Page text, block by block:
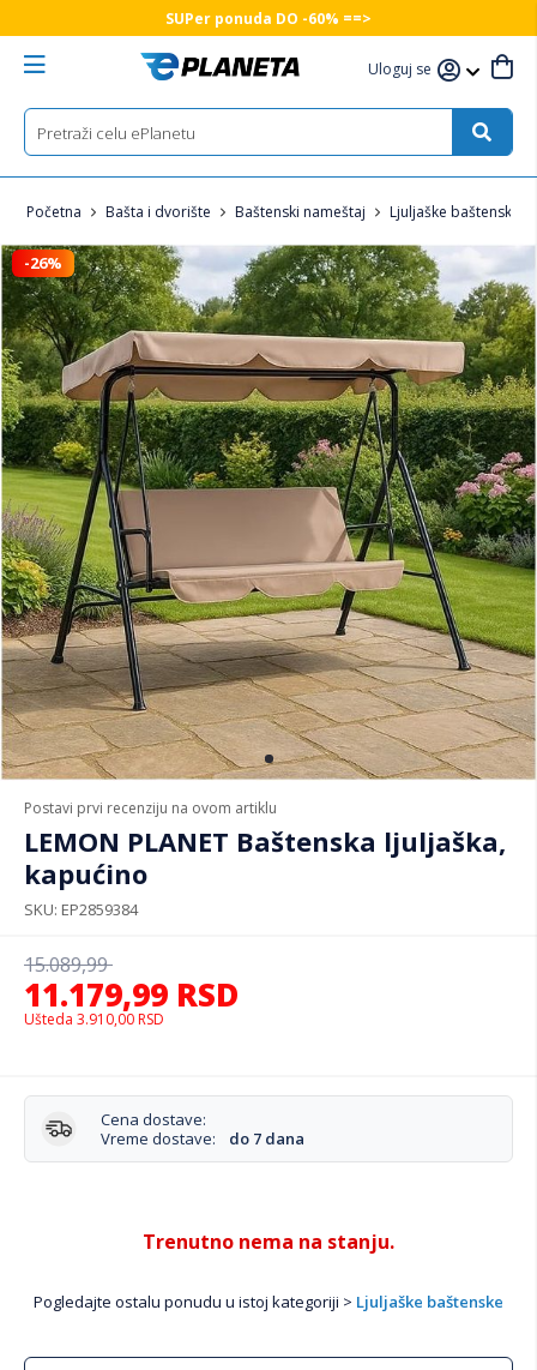
SUPer ponuda DO -60% ==>
Uloguj se
Početna Bašta i dvorište Baštenski nameštaj Ljuljaške baštenske
Postavi prvi recenziju na ovom artiklu
LEMON PLANET Baštenska ljuljaška,
kapućino
SKU EP2859384
11.179,99 RSD
15.089,99
Ušteda 3.910,00 RSD
Cena dostave:
Vreme dostave:
do 7 dana
Trenutno nema na stanju.
Pogledajte ostalu ponudu u istoj kategoriji > Ljuljaške baštenske
-26%